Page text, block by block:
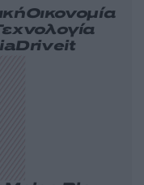
Οικονομία
Driveit